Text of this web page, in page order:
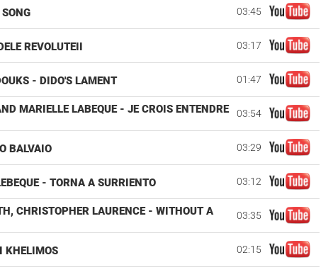
03:45
REVOLUTEII 03:17
- DIDO'S LAMENT 01:47
MARIELLE LABEQUE - JE CROIS ENTENDRE
03:54
BALVAIO 03:29
- TORNA A SURRIENTO 03:12
CHRISTOPHER LAURENCE - WITHOUT A
03:35
KHELIMOS 02:15